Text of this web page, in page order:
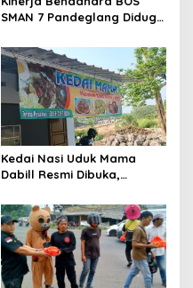
SMAN 7 Pandeglang Diduga
Dorong Inspektorat Turun
Tangan
Kedai Nasi Uduk Mama
Dabill Resmi Dibuka,
dengan Harga Ekonomis